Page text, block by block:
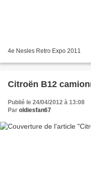
4e Nesles Retro Expo 2011
Citroën B12
Publié le 24/04/2012 à 13:08
Par oldiesfan67